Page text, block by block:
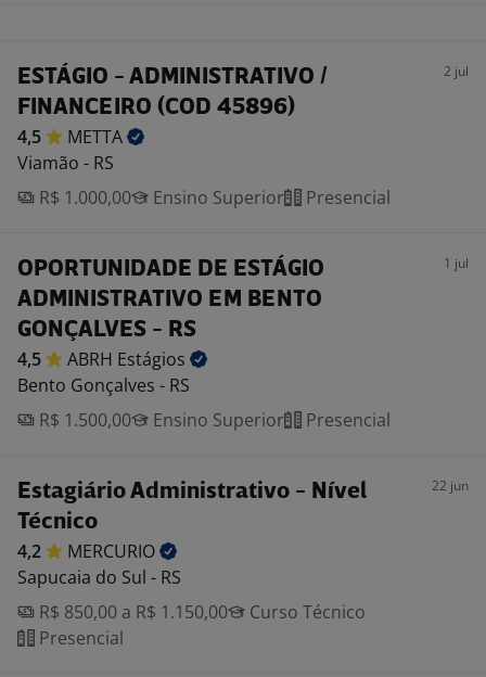
ESTÁGIO - ADMINISTRATIVO /
FINANCEIRO (COD 45896)
2 jul
4,5
METTA
Viamão - RS
R$ 1.000,00
Ensino Superior Presencial
OPORTUNIDADE DE ESTÁGIO
ADMINISTRATIVO EM BENTO
GONÇALVES - RS
1 jul
4,5 ABRH Estágios
Bento Gonçalves - RS
R$ 1.500,00
Ensino Superior Presencial
Estagiário Administrativo - Nível
Técnico
22 jun
4,2
MERCURIO
Sapucaia do Sul - RS
R$ 850,00 a R$ 1.150,00
Curso Técnico
Presencial